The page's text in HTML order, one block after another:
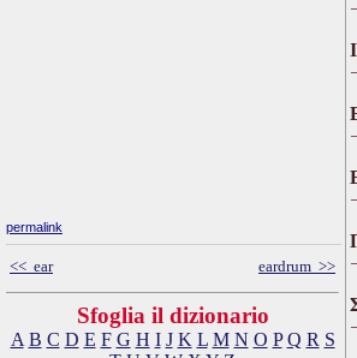
permalink
<< ear eardrum >>
Sfoglia il dizionario
A B C D E F G H I J K L M N O P Q R S